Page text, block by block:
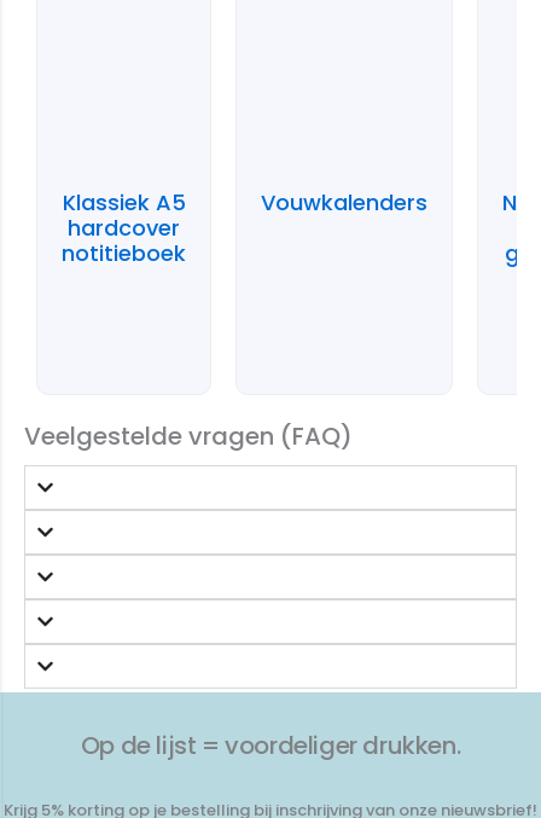
Klassiek A5
hardcover
notitieboek
Vouwkalenders
Veelgestelde vragen (FAQ)
Op de lijst = voordeliger drukken.
Krijg 5% korting op je bestelling bij inschrijving van onze nieuwsbrief!